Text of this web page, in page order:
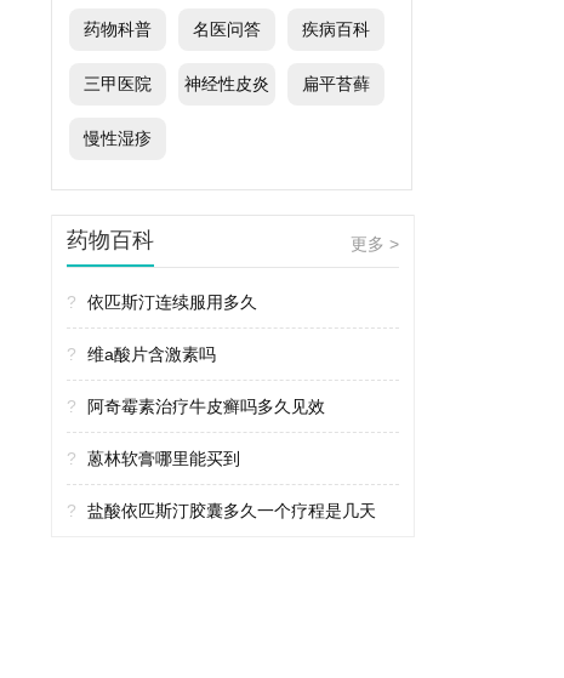
药物科普 名医问答 疾病百科
三甲医院 神经性皮炎 扁平苔藓
慢性湿疹
药物百科 更多 >
? 依匹斯汀连续服用多久
? 维a酸片含激素吗
? 阿奇霉素治疗牛皮癣吗多久见效
? 蒽林软膏哪里能买到
? 盐酸依匹斯汀胶囊多久一个疗程是几天